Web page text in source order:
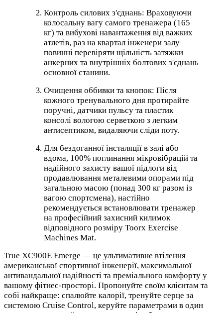
Контроль силових з'єднань: Враховуючи
колосальну вагу самого тренажера (165
кг) та вибухові навантаження від важких
атлетів, раз на квартал інженери залу
повинні перевіряти щільність затяжки
анкерних та внутрішніх болтових з'єднань
основної станини.
Очищення оббивки та кнопок: Після
кожного тренувального дня протирайте
поручні, датчики пульсу та пластик
консолі вологою серветкою з легким
антисептиком, видаляючи сліди поту.
Для бездоганної інсталяції в залі або
вдома, 100% поглинання мікровібрацій та
надійного захисту вашої підлоги від
продавлювання металевими опорами під
загальною масою (понад 300 кг разом із
вагою спортсмена), настійно
рекомендується встановлювати тренажер
на професійний захисний килимок
відповідного розміру Toorx Exercise
Machines Mat.
True XC900E Emerge — це ультимативне втілення
американської спортивної інженерії, максимальної
антивандальної надійності та преміального комфорту у
вашому фітнес-просторі. Пропонуйте своїм клієнтам та
собі найкраще: спалюйте калорії, тренуйте серце за
системою Cruise Control, керуйте параметрами в один